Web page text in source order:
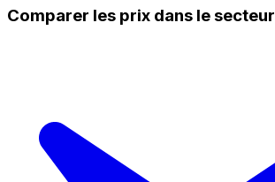
Comparer les prix dans le secteur